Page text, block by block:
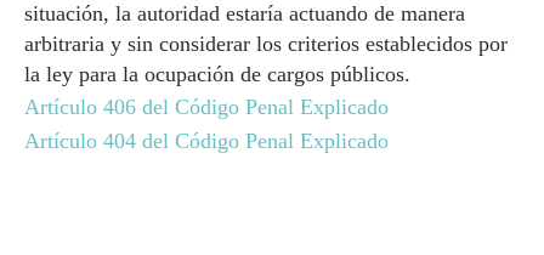
situación, la autoridad estaría actuando de manera
arbitraria y sin considerar los criterios establecidos por
la ley para la ocupación de cargos públicos.
Artículo 406 del Código Penal Explicado
Artículo 404 del Código Penal Explicado